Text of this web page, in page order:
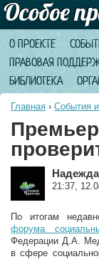
О ПРОЕКТЕ
ПРАВОВАЯ
БИБЛИОТЕКА
Главная › События
21:37,
По итогам
форума
Федерации Д.А.
в сфере